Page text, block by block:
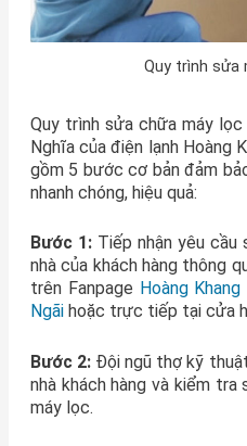
Quy trình sửa
Quy trình sửa chữa máy
Nghĩa của điện lạnh Hoàng
gồm 5 bước cơ bản đảm
nhanh chóng, hiệu quả:
Bước 1:Tiếp nhận yêu cầu
nhà của khách hàng thông
trên Fanpage Hoàng
Ngãihoặc trực tiếp tại cửa
Bước 2:Đội ngũ thợ kỹ
nhà khách hàng và kiểm
máy lọc.